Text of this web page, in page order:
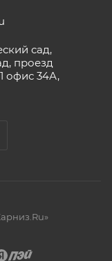
сад,
проезд
офис 34А,